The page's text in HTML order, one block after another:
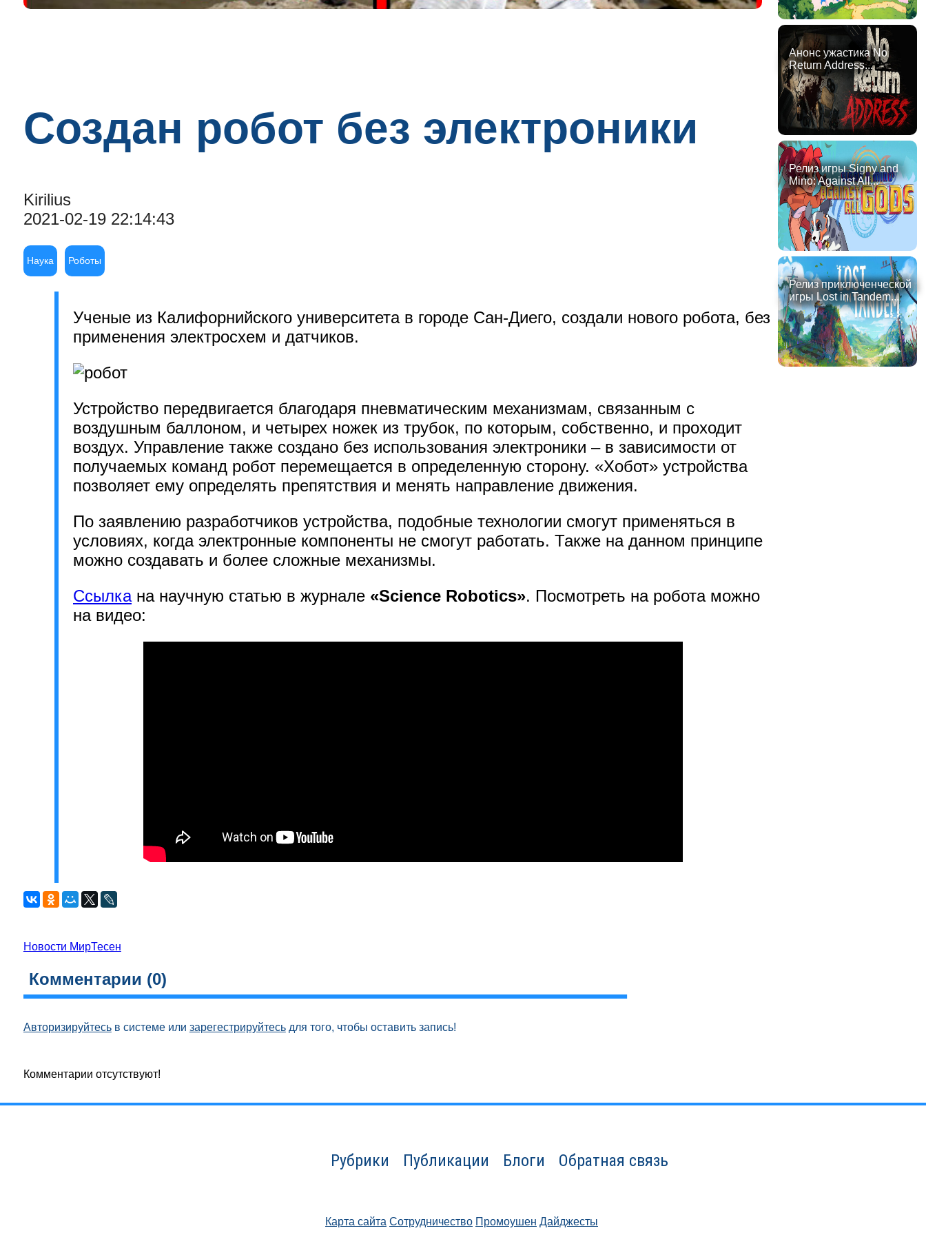
Создан робот без электроники
Kirilius
2021-02-19 22:14:43
Наука Роботы
Ученые из Калифорнийского университета в городе Сан-Диего, создали нового робота, без
применения электросхем и датчиков.
Устройство передвигается благодаря пневматическим механизмам, связанным с
воздушным баллоном, и четырех ножек из трубок, по которым, собственно, и проходит
воздух. Управление также создано без использования электроники – в зависимости от
получаемых команд робот перемещается в определенную сторону. «Хобот» устройства
позволяет ему определять препятствия и менять направление движения.
По заявлению разработчиков устройства, подобные технологии смогут применяться в
условиях, когда электронные компоненты не смогут работать. Также на данном принципе
можно создавать и более сложные механизмы.
Ссылкана научную статью в журнале «Science Robotics». Посмотреть на робота можно
на видео:
Новости МирТесен
Комментарии (0)
Авторизируйтесьв системе или зарегестрируйтесьдля того, чтобы оставить запись!
Комментарии отсутствуют!
Анонс ужастика No
Return Address...
Релиз игры Signy and
Mino: Against All...
Релиз приключенческой
игры Lost in Tandem...
Рубрики Публикации Блоги Обратная связь
Карта сайта Сотрудничество Промоушен Дайджесты